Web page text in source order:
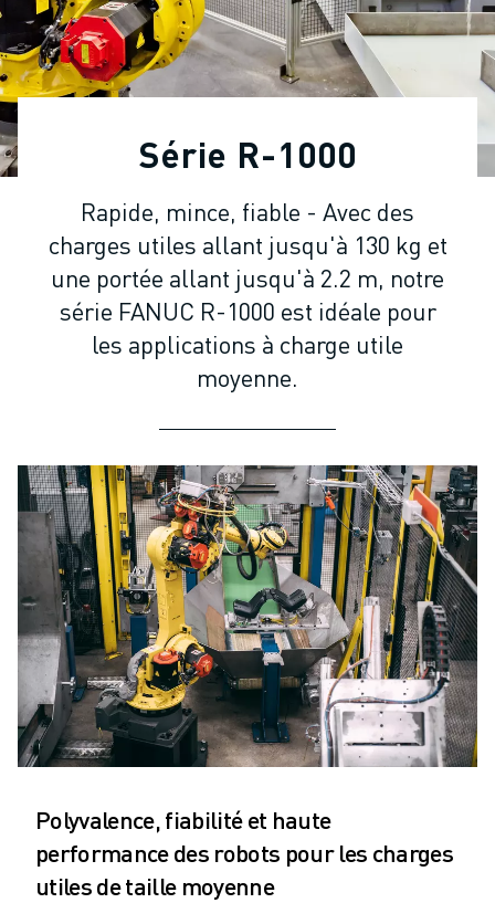
ROBOTS INDUSTRIELS
ROBOTS COLLABORATIFS
GAMME DE ROBOTS
CONTRÔLEURS DE ROBOTS
ACCESSOIRES POUR ROBOTS
LOGICIEL ROBOT
PRODUITS DE ROBOTIQUE ÉDUCATIVE
AUTOMATISATION DES ROBOTS
ROBOTS DE SOUDAGE À L'ARC
ROBOTS ARTICULÉS
ROBOTS PALETTISEURS
ROBOTS SCARA
CENTRES D'USINAGE CNC COMPACTS
RECHERCHE DE ROBODRILL
ROBODRILL CENTRES D'USINAGE CNC COMPACTS
ROBODRILL MATÉRIEL
LOGICIEL ROBODRILL
ROBODRILL MAINTENANCE PRÉVENTIVE
DURABILITÉ DU ROBODRILL
ROBODRILL ENSEMBLE DE ROBOTS
ROBODRILL KIT PÉDAGOGIQUE
RECHERCHE DE ROBOSHOT
ROBOSHOT MACHINES DE MOULAGE PAR INJECTION ÉLECTRIQUES
ROBOSHOT MATÉRIEL
Série R-1000
Rapide, mince, fiable - Avec des
charges utiles allant jusqu'à 130 kg et
une portée allant jusqu'à 2.2 m, notre
série FANUC R-1000 est idéale pour
les applications à charge utile
moyenne.
Polyvalence, fiabilité et haute
performance des robots pour les charges
utiles de taille moyenne